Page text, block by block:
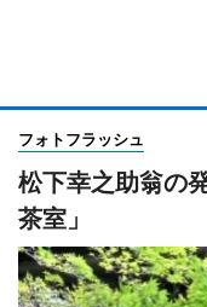
フォトフラッシュ
松下幸之助翁の
茶室」